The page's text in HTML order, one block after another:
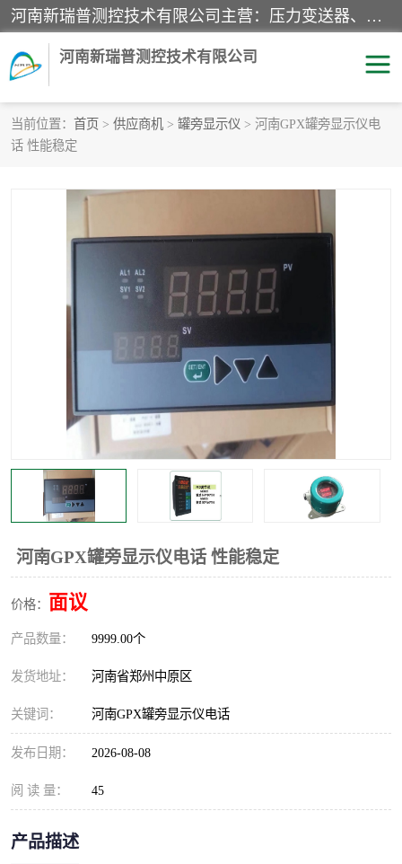
河南新瑞普测控技术有限公司主营：压力变送器、液位变送器、差压变送器、雷达料位计、电容物位计、温度显示控制仪表、电量变送器、流量计、工业自动化系统成套设备。
河南新瑞普测控技术有限公司
当前位置： 首页 > 供应商机 > 罐旁显示仪 > 河南GPX罐旁显示仪电
话 性能稳定
河南GPX罐旁显示仪电话 性能稳定
价格： 面议
产品数量： 9999.00个
发货地址： 河南省郑州中原区
关键词： 河南GPX罐旁显示仪电话
发布日期： 2026-08-08
阅 读 量： 45
产品描述
霍尼韦尔压力变送器
1151/3351产品分类 精巧型压力变送器
液位变送器 雷达料位计
标准型工业压力变送器 罐旁显示仪
电容物位计
温度显示控制仪表
工业自动化系统成套设备